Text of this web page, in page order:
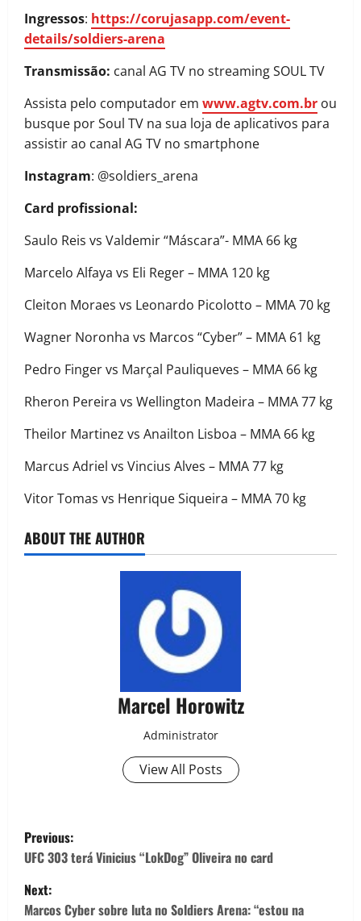
Ingressos: https://corujasapp.com/event-
details/soldiers-arena
Transmissão: canal AG TV no streaming SOUL TV
Assista pelo computador em www.agtv.com.br ou
busque por Soul TV na sua loja de aplicativos para
assistir ao canal AG TV no smartphone
Instagram: @soldiers_arena
Card profissional:
Saulo Reis vs Valdemir “Máscara”- MMA 66 kg
Marcelo Alfaya vs Eli Reger – MMA 120 kg
Cleiton Moraes vs Leonardo Picolotto – MMA 70 kg
Wagner Noronha vs Marcos “Cyber” – MMA 61 kg
Pedro Finger vs Marçal Pauliqueves – MMA 66 kg
Rheron Pereira vs Wellington Madeira – MMA 77 kg
Theilor Martinez vs Anailton Lisboa – MMA 66 kg
Marcus Adriel vs Vincius Alves – MMA 77 kg
Vitor Tomas vs Henrique Siqueira – MMA 70 kg
ABOUT THE AUTHOR
Marcel Horowitz
Administrator
View All Posts
Previous:
UFC 303 terá Vinicius “LokDog” Oliveira no card
Next:
Marcos Cyber sobre luta no Soldiers Arena: “estou na